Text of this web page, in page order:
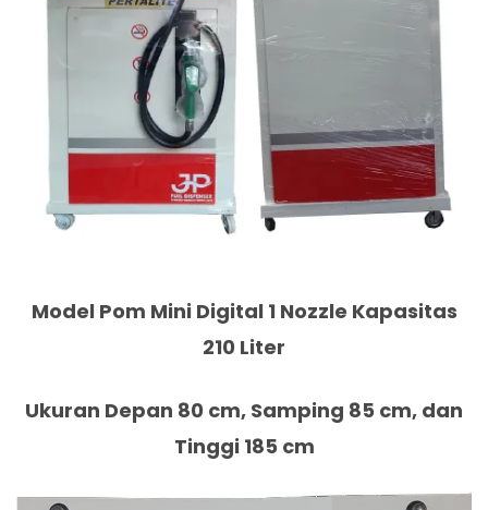
Model Pom Mini Digital 1 Nozzle Kapasitas
210 Liter
Ukuran Depan 80 cm, Samping 85 cm, dan
Tinggi 185 cm